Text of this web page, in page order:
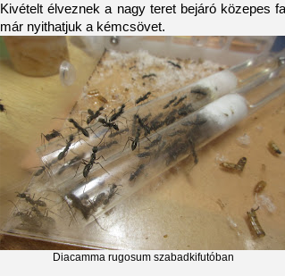
Kivételt élveznek a nagy teret bejáró közepes
már nyithatjuk a kémcsövet.
Diacamma rugosum szabadkifutóban